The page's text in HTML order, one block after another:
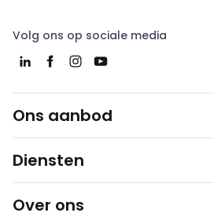
Volg ons op sociale media
Ons aanbod
Diensten
Over ons